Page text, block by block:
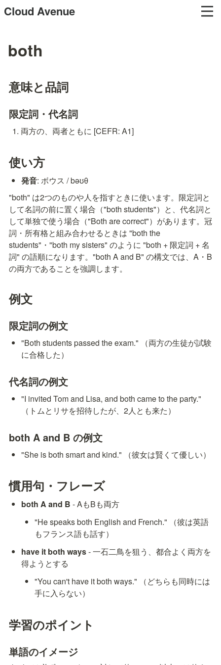
Cloud Avenue
both
意味と品詞
限定詞・代名詞
両方の、両者ともに [CEFR: A1]
使い方
発音: ボウス / bəʊθ
"both" は2つのものや人を指すときに使います。限定詞と
して名詞の前に置く場合（"both students"）と、代名詞と
して単独で使う場合（"Both are correct"）があります。冠
詞・所有格と組み合わせるときは "both the
students"・"both my sisters" のように "both + 限定詞 + 名
詞" の語順になります。"both A and B" の構文では、A・B
の両方であることを強調します。
例文
限定詞の例文
"Both students passed the exam." （両方の生徒が試験
に合格した）
代名詞の例文
"I invited Tom and Lisa, and both came to the party."
（トムとリサを招待したが、2人とも来た）
both A and B の例文
"She is both smart and kind." （彼女は賢くて優しい）
慣用句・フレーズ
both A and B - AもBも両方
"He speaks both English and French." （彼は英語
もフランス語も話す）
have it both ways - 一石二鳥を狙う、都合よく両方を
得ようとする
"You can't have it both ways." （どちらも同時には
手に入らない）
学習のポイント
単語のイメージ